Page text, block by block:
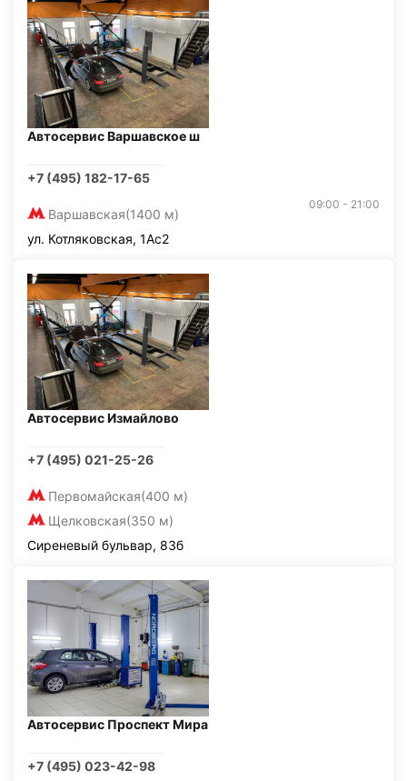
Автосервис Варшавское ш
+7 (495) 182-17-65
Варшавская(1400 м)
09:00 - 21:00
ул. Котляковская, 1Ас2
Автосервис Измайлово
+7 (495) 021-25-26
Первомайская(400 м)
Щелковская(350 м)
Сиреневый бульвар, 83б
Автосервис Проспект Мира
+7 (495) 023-42-98